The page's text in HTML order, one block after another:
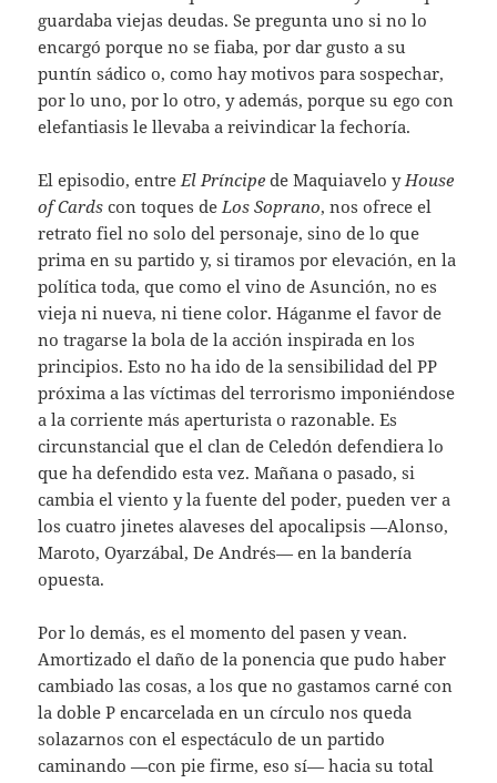
guardaba viejas deudas. Se pregunta uno si no lo
encargó porque no se fiaba, por dar gusto a su
puntín sádico o, como hay motivos para sospechar,
por lo uno, por lo otro, y además, porque su ego con
elefantiasis le llevaba a reivindicar la fechoría.
El episodio, entre El Príncipe de Maquiavelo y House
of Cards con toques de Los Soprano, nos ofrece el
retrato fiel no solo del personaje, sino de lo que
prima en su partido y, si tiramos por elevación, en la
política toda, que como el vino de Asunción, no es
vieja ni nueva, ni tiene color. Háganme el favor de
no tragarse la bola de la acción inspirada en los
principios. Esto no ha ido de la sensibilidad del PP
próxima a las víctimas del terrorismo imponiéndose
a la corriente más aperturista o razonable. Es
circunstancial que el clan de Celedón defendiera lo
que ha defendido esta vez. Mañana o pasado, si
cambia el viento y la fuente del poder, pueden ver a
los cuatro jinetes alaveses del apocalipsis —Alonso,
Maroto, Oyarzábal, De Andrés— en la bandería
opuesta.
Por lo demás, es el momento del pasen y vean.
Amortizado el daño de la ponencia que pudo haber
cambiado las cosas, a los que no gastamos carné con
la doble P encarcelada en un círculo nos queda
solazarnos con el espectáculo de un partido
caminando —con pie firme, eso sí— hacia su total